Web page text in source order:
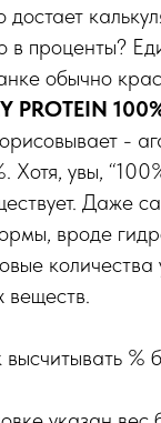
достает
в проценты?
обычно
PROTEIN
-
Хотя, увы,
Даже
вроде
количества
веществ.
%